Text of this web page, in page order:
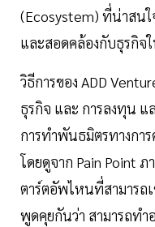
(Ecosystem) ที่น่าสน
และสอดคล้องกับธุรกิจ
วิธีการของ ADD
ธุรกิจ และ การลงทุน
การทำพันธมิตรทางกา
โดยดูจาก Pain Point
ตาร์ตอัพไหนที่สามารถ
พูดคุยกันว่า สามารถทำ